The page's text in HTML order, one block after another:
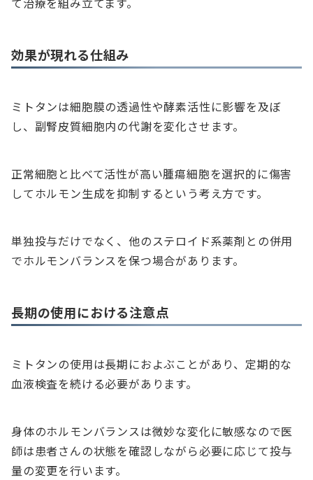
効果が現れる仕組み
ミトタンは細胞膜の透過性や酵素活性に影響を及ぼ
し、副腎皮質細胞内の代謝を変化させます。
正常細胞と比べて活性が高い腫瘍細胞を選択的に傷害
してホルモン生成を抑制するという考え方です。
単独投与だけでなく、他のステロイド系薬剤との併用
でホルモンバランスを保つ場合があります。
長期の使用における注意点
ミトタンの使用は長期におよぶことがあり、定期的な
血液検査を続ける必要があります。
身体のホルモンバランスは微妙な変化に敏感なので医
師は患者さんの状態を確認しながら必要に応じて投与
量の変更を行います。